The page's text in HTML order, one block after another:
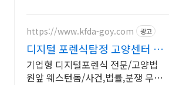
https://www.kfda-goy.com 광고
디지털 포렌식탐정 고양센터 기
업형 디지털포렌식 전문기업
기업형 디지털포렌식 전문/고양법
원앞 웨스턴돔/사건,법률,분쟁 무료